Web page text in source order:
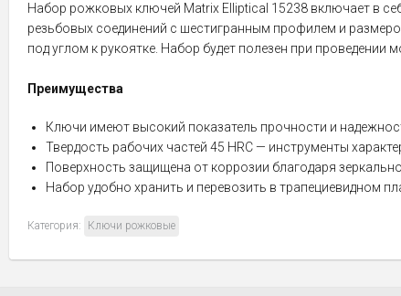
Набор рожковых ключей Matrix Elliptical 15238 включает в
резьбовых соединений с шестигранным профилем и
под углом к рукоятке. Набор будет полезен при
Преимущества
Ключи имеют высокий показатель прочности и
Твердость рабочих частей 45 HRC — инструменты
Поверхность защищена от коррозии благодаря
Набор удобно хранить и перевозить в трапециевидном
Категория: Ключи рожковые